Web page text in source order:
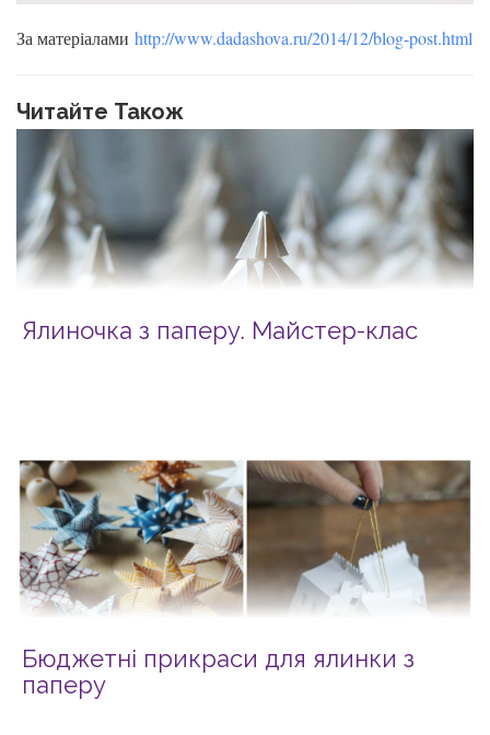
За матеріалами http://www.dadashova.ru/2014/12/blog-post.html
Читайте Також
Ялиночка з паперу. Майстер-клас
Бюджетні прикраси для ялинки з
паперу